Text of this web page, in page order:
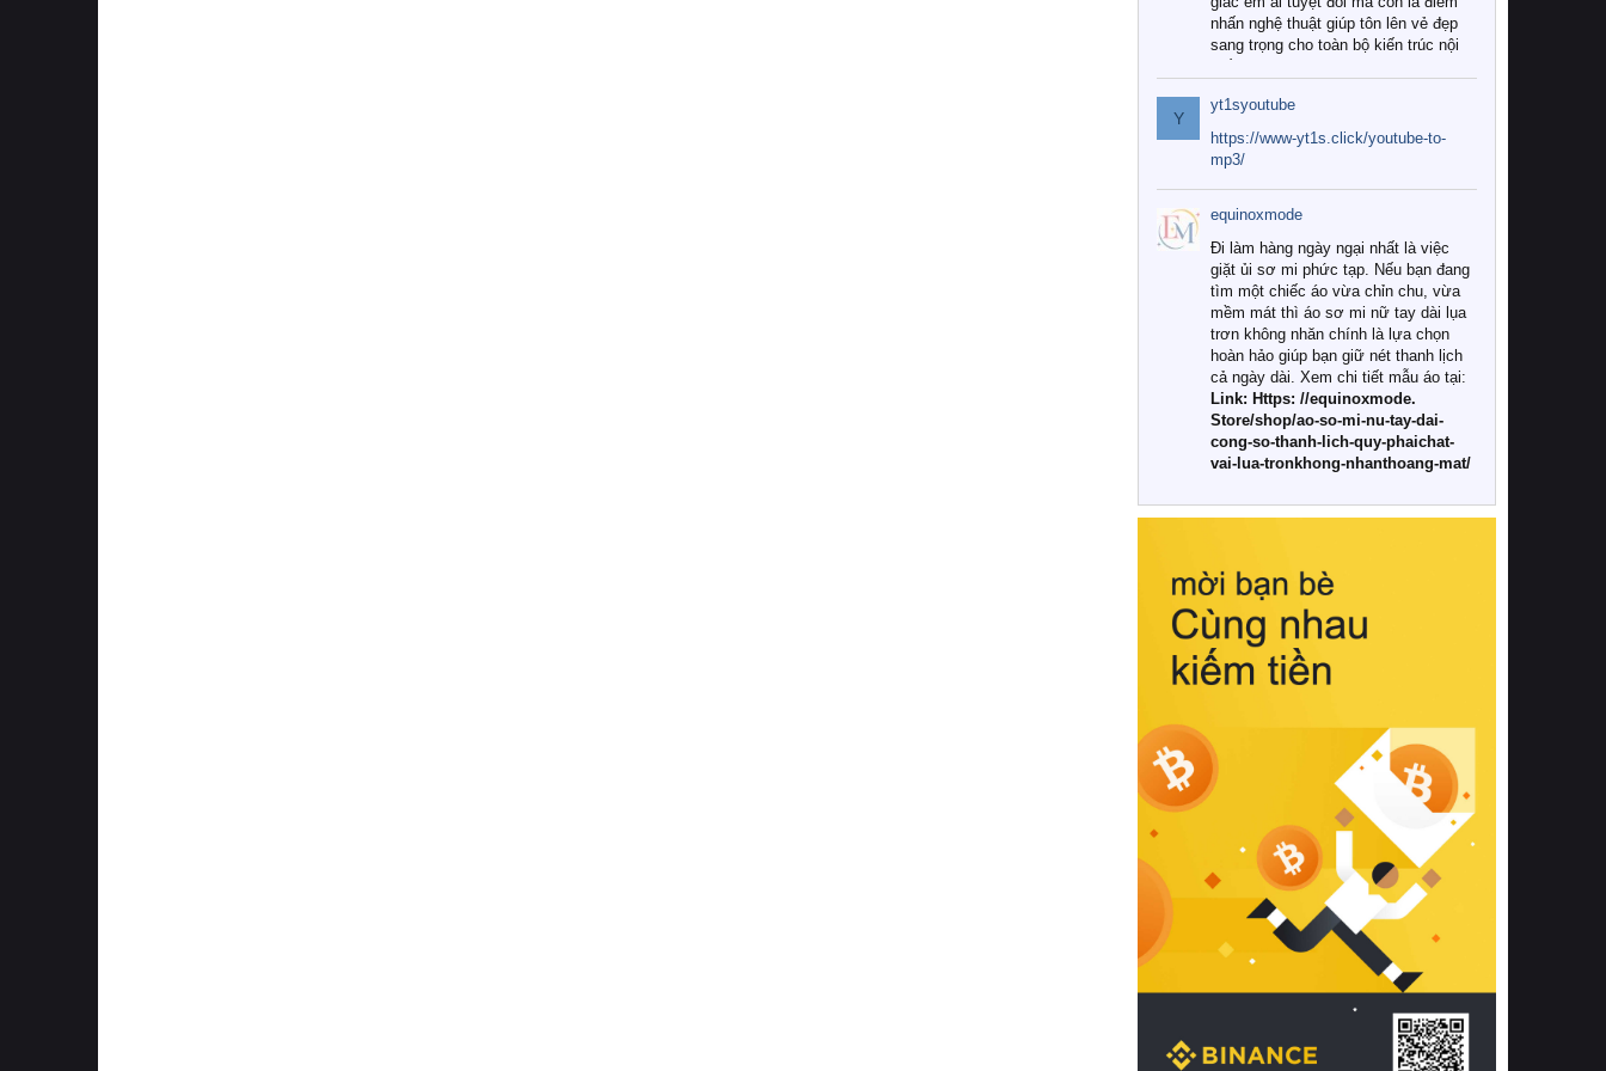
nhấn nghệ thuật giúp tôn lên vẻ đẹp
sang trọng cho toàn bộ kiến trúc nội
Tuy nhiên, giữa thị trường đa dạng
với vô vàn thương hiệu và mẫu mã
như hiện nay, làm thế nào để chọn
được những bộ chăn ga gối đệm cao
cấp thực sự chất lượng, phù hợp với
khí hậu và nhu cầu sử dụng của gia
đình? Hãy cùng chúng tôi đi tìm lời
giải đáp chi tiết qua bài viết dưới đây.
1. Tại sao các gia đình hiện đại lại ưa
chuộng chăn ga gối đệm cao cấp?
Khác với các dòng sản phẩm thông
thường, những bộ chăn ga gối đệm
cao cấp trải qua quy trình sản xuất
nghiêm ngặt từ khâu chọn lọc nguyên
liệu tự nhiên đến công nghệ dệt
nhuộm hiện đại không chứa hóa chất
này, bạn sẽ cảm nhận rõ rệt sự khác
hồi chuẩn xác của phần đệm nâng đỡ
cột sống.
Bên cạnh đó, việc lựa chọn các dòng
sản phẩm đạt chuẩn chất lượng quốc
tế còn giúp ngăn ngừa tình trạng kích
khuẩn và nấm mốc trong điều kiện
thời tiết nóng ẩm. Bạn có thể tìm hiểu
thêm các nghiên cứu khoa học về tác
động của giấc ngủ và môi trường
phòng ngủ đối với sức khỏe con
người tại Sleep Foundation (External
Link) để có cái nhìn toàn diện hơn.
2. Các tiêu chí vàng khi lựa chọn
chăn ga gối đệm cao cấp cho phòng
ngủ
Để sở hữu một bộ chăn ga gối đệm
cao cấp hoàn hảo cả về thẩm mỹ lẫn
công năng, người tiêu dùng cần cân
nhắc kỹ lưỡng các tiêu chí quan trọng
Y
yt1syoutube
https://www-yt1s.click/youtube-to-
mp3/
equinoxmode
Đi làm hàng ngày ngại nhất là việc
giặt ủi sơ mi phức tạp. Nếu bạn đang
tìm một chiếc áo vừa chỉn chu, vừa
mềm mát thì áo sơ mi nữ tay dài lụa
trơn không nhăn chính là lựa chọn
hoàn hảo giúp bạn giữ nét thanh lịch
cả ngày dài. Xem chi tiết mẫu áo tại:
Link: Https: //equinoxmode.
Store/shop/ao-so-mi-nu-tay-dai-
cong-so-thanh-lich-quy-phaichat-
vai-lua-tronkhong-nhanthoang-mat/